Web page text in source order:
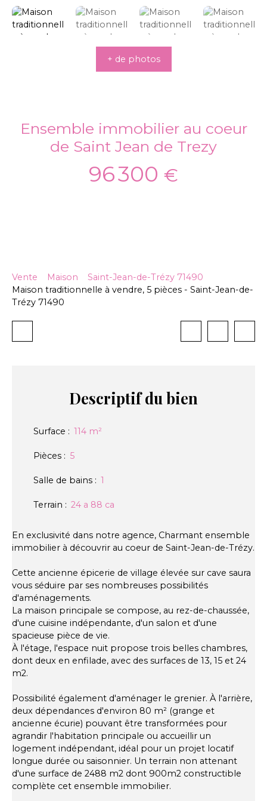
+ de photos
Ensemble immobilier au coeur
de Saint Jean de Trezy
96 300 €
Vente Maison
Saint-Jean-de-Trézy 71490
Maison traditionnelle à vendre, 5 pièces - Saint-Jean-de-
Trézy 71490
Descriptifdu bien
Surface : 114 m²
Pièces : 5
Salle de bains : 1
Terrain : 24 a 88 ca
En exclusivité dans notre agence, Charmant ensemble
immobilier à découvrir au coeur de Saint-Jean-de-Trézy.
Cette ancienne épicerie de village élevée sur cave saura
vous séduire par ses nombreuses possibilités
d'aménagements.
La maison principale se compose, au rez-de-chaussée,
d'une cuisine indépendante, d'un salon et d'une
spacieuse pièce de vie.
À l'étage, l'espace nuit propose trois belles chambres,
dont deux en enfilade, avec des surfaces de 13, 15 et 24
m2.
Possibilité également d'aménager le grenier. À l'arrière,
deux dépendances d'environ 80 m² (grange et
ancienne écurie) pouvant être transformées pour
agrandir l'habitation principale ou accueillir un
logement indépendant, idéal pour un projet locatif
longue durée ou saisonnier. Un terrain non attenant
d'une surface de 2488 m2 dont 900m2 constructible
complète cet ensemble immobilier.